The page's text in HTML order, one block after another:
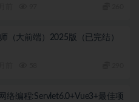
（大前端）2025版（已完结）
络编程:Servlet6.0+Vue3+最佳项